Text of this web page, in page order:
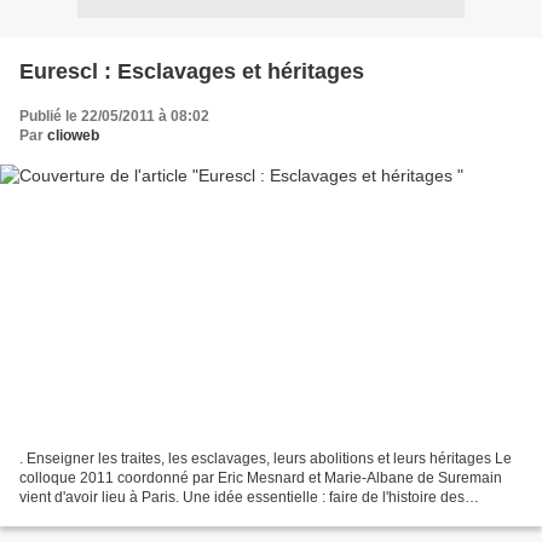
Eurescl : Esclavages et héritages
Publié le 22/05/2011 à 08:02
Par clioweb
. Enseigner les traites, les esclavages, leurs abolitions et leurs héritages Le
colloque 2011 coordonné par Eric Mesnard et Marie-Albane de Suremain
vient d'avoir lieu à Paris. Une idée essentielle : faire de l'histoire des